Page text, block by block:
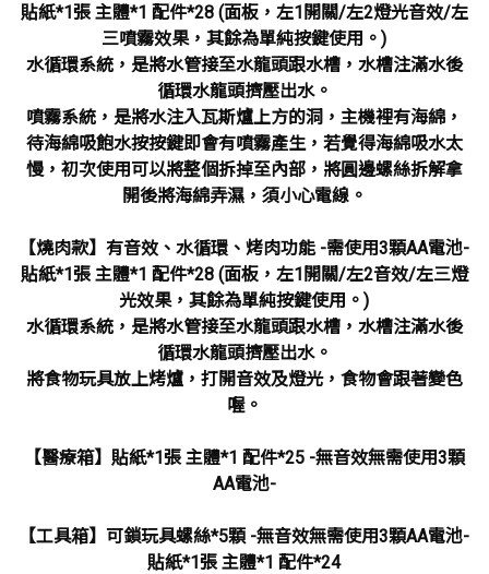
貼紙*1張 主體*1 配件*28 (面板，左1開關/左2燈光音效/左
三噴霧效果，其餘為單純按鍵使用。)
水循環系統，是將水管接至水龍頭跟水槽，水槽注滿水後
循環水龍頭擠壓出水。
噴霧系統，是將水注入瓦斯爐上方的洞，主機裡有海綿，
待海綿吸飽水按按鍵即會有噴霧產生，若覺得海綿吸水太
慢，初次使用可以將整個拆掉至內部，將圓邊螺絲拆解拿
開後將海綿弄濕，須小心電線。
【燒肉款】有音效、水循環、烤肉功能 -需使用3顆AA電池-
貼紙*1張 主體*1 配件*28 (面板，左1開關/左2音效/左三燈
光效果，其餘為單純按鍵使用。)
水循環系統，是將水管接至水龍頭跟水槽，水槽注滿水後
循環水龍頭擠壓出水。
將食物玩具放上烤爐，打開音效及燈光，食物會跟著變色
喔。
【醫療箱】貼紙*1張 主體*1 配件*25 -無音效無需使用3顆
AA電池-
【工具箱】可鎖玩具螺絲*5顆 -無音效無需使用3顆AA電池-
貼紙*1張 主體*1 配件*24